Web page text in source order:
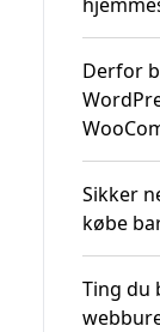
Derfor
Sikker
købe
Ting du